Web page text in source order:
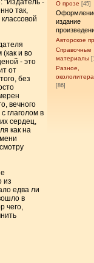
О прозе [45]
издание
Авторское
Справочные
материалы
Разное,
[86]
"Издатель -
так,
и во
- это
от
без
вечного
глаголом в
сердец,
как на
из
едва ли
в
чего,